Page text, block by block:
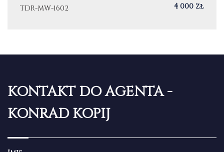
TDR-MW-1602 4 000 zł
KONTAKT DO AGENTA -
KONRAD KOPIJ